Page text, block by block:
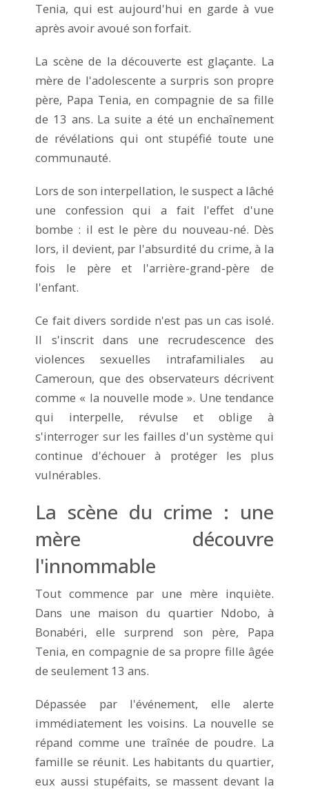
Tenia, qui est aujourd'hui en garde à vue
après avoir avoué son forfait.
La scène de la découverte est glaçante. La
mère de l'adolescente a surpris son propre
père, Papa Tenia, en compagnie de sa fille
de 13 ans. La suite a été un enchaînement
de révélations qui ont stupéfié toute une
communauté.
Lors de son interpellation, le suspect a lâché
une confession qui a fait l'effet d'une
bombe : il est le père du nouveau-né. Dès
lors, il devient, par l'absurdité du crime, à la
fois le père et l'arrière-grand-père de
l'enfant.
Ce fait divers sordide n'est pas un cas isolé.
Il s'inscrit dans une recrudescence des
violences sexuelles intrafamiliales au
Cameroun, que des observateurs décrivent
comme « la nouvelle mode ». Une tendance
qui interpelle, révulse et oblige à
s'interroger sur les failles d'un système qui
continue d'échouer à protéger les plus
vulnérables.
La scène du crime : une
mère découvre
l'innommable
Tout commence par une mère inquiète.
Dans une maison du quartier Ndobo, à
Bonabéri, elle surprend son père, Papa
Tenia, en compagnie de sa propre fille âgée
de seulement 13 ans.
Dépassée par l'événement, elle alerte
immédiatement les voisins. La nouvelle se
répand comme une traînée de poudre. La
famille se réunit. Les habitants du quartier,
eux aussi stupéfaits, se massent devant la